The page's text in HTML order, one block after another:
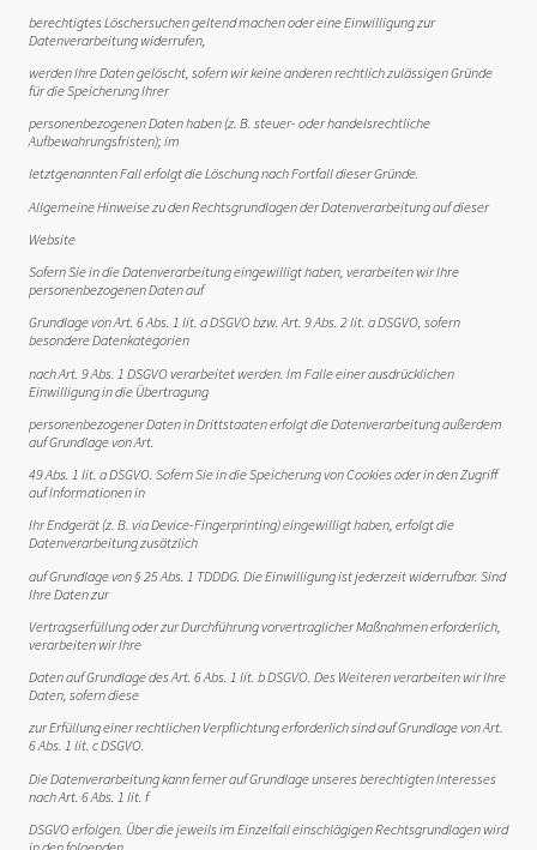
berechtigtes Löschersuchen geltend machen oder eine Einwilligung zur
Datenverarbeitung widerrufen,
werden Ihre Daten gelöscht, sofern wir keine anderen rechtlich zulässigen Gründe
für die Speicherung Ihrer
personenbezogenen Daten haben (z. B. steuer- oder handelsrechtliche
Aufbewahrungsfristen); im
letztgenannten Fall erfolgt die Löschung nach Fortfall dieser Gründe.
Allgemeine Hinweise zu den Rechtsgrundlagen der Datenverarbeitung auf dieser
Website
Sofern Sie in die Datenverarbeitung eingewilligt haben, verarbeiten wir Ihre
personenbezogenen Daten auf
Grundlage von Art. 6 Abs. 1 lit. a DSGVO bzw. Art. 9 Abs. 2 lit. a DSGVO, sofern
besondere Datenkategorien
nach Art. 9 Abs. 1 DSGVO verarbeitet werden. Im Falle einer ausdrücklichen
Einwilligung in die Übertragung
personenbezogener Daten in Drittstaaten erfolgt die Datenverarbeitung außerdem
auf Grundlage von Art.
49 Abs. 1 lit. a DSGVO. Sofern Sie in die Speicherung von Cookies oder in den Zugriff
auf Informationen in
Ihr Endgerät (z. B. via Device-Fingerprinting) eingewilligt haben, erfolgt die
Datenverarbeitung zusätzlich
auf Grundlage von § 25 Abs. 1 TDDDG. Die Einwilligung ist jederzeit widerrufbar. Sind
Ihre Daten zur
Vertragserfüllung oder zur Durchführung vorvertraglicher Maßnahmen erforderlich,
verarbeiten wir Ihre
Daten auf Grundlage des Art. 6 Abs. 1 lit. b DSGVO. Des Weiteren verarbeiten wir Ihre
Daten, sofern diese
zur Erfüllung einer rechtlichen Verpflichtung erforderlich sind auf Grundlage von Art.
6 Abs. 1 lit. c DSGVO.
Die Datenverarbeitung kann ferner auf Grundlage unseres berechtigten Interesses
nach Art. 6 Abs. 1 lit. f
DSGVO erfolgen. Über die jeweils im Einzelfall einschlägigen Rechtsgrundlagen wird